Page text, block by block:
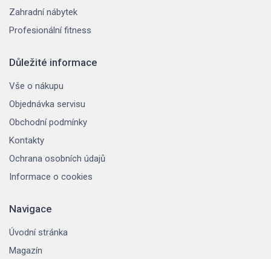
Zahradní nábytek
Profesionální fitness
Důležité informace
Vše o nákupu
Objednávka servisu
Obchodní podmínky
Kontakty
Ochrana osobních údajů
Informace o cookies
Navigace
Úvodní stránka
Magazín